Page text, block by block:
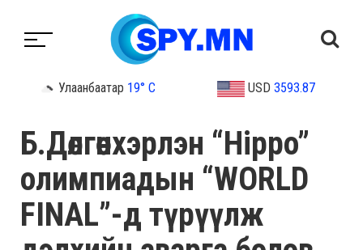
Улаанбаатар 19° C USD 3593.87
Б.Дөлгөөнхэрлэн “Hippo”
олимпиадын “WORLD
FINAL”-д түрүүлж